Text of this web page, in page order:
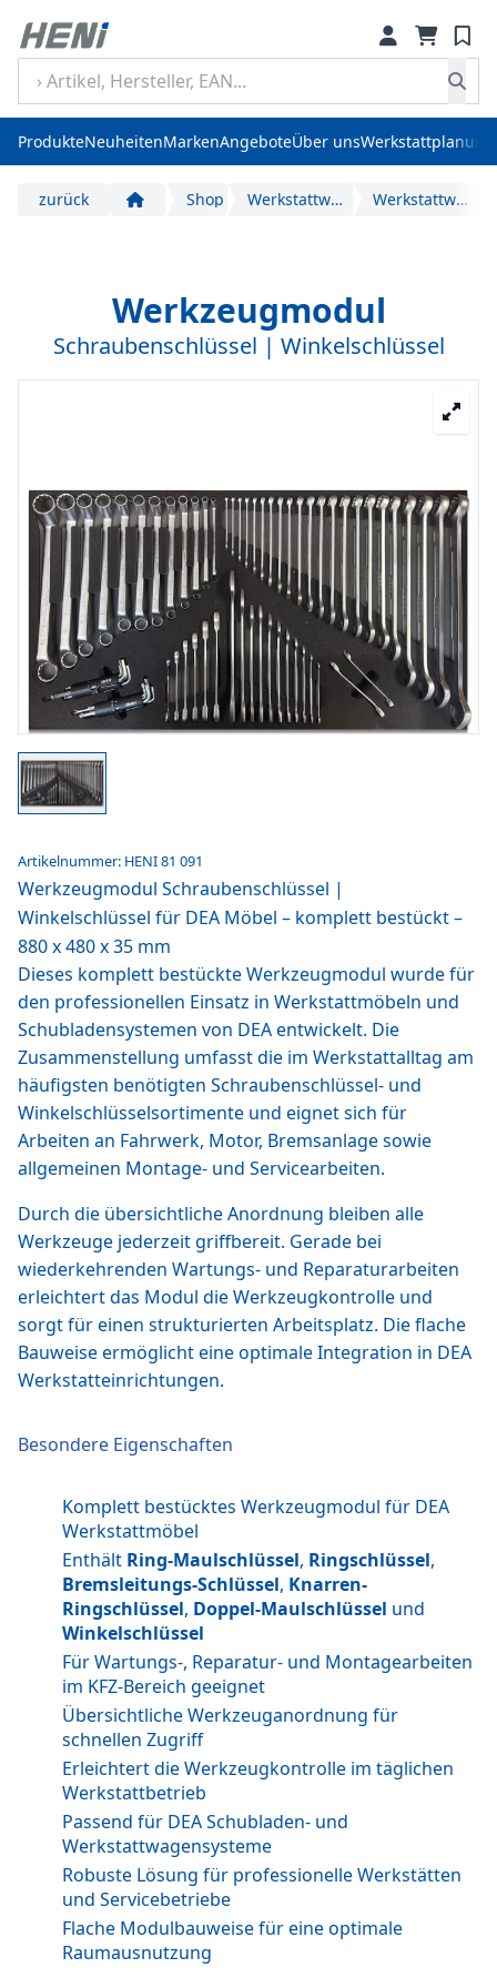
ProdukteNeuheitenMarkenAngeboteÜber unsWerkstattplanung
zurück Start Shop Werkstattwagen Werkstattwageneinlagen
Werkzeugmodul
Schraubenschlüssel | Winkelschlüssel
Artikelnummer: HENI 81 091
Werkzeugmodul Schraubenschlüssel |
Winkelschlüssel für DEA Möbel – komplett bestückt –
880 x 480 x 35 mm
Dieses komplett bestückte Werkzeugmodul wurde für
den professionellen Einsatz in Werkstattmöbeln und
Schubladensystemen von DEA entwickelt. Die
Zusammenstellung umfasst die im Werkstattalltag am
häufigsten benötigten Schraubenschlüssel- und
Winkelschlüsselsortimente und eignet sich für
Arbeiten an Fahrwerk, Motor, Bremsanlage sowie
allgemeinen Montage- und Servicearbeiten.
Durch die übersichtliche Anordnung bleiben alle
Werkzeuge jederzeit griffbereit. Gerade bei
wiederkehrenden Wartungs- und Reparaturarbeiten
erleichtert das Modul die Werkzeugkontrolle und
sorgt für einen strukturierten Arbeitsplatz. Die flache
Bauweise ermöglicht eine optimale Integration in DEA
Werkstatteinrichtungen.
Besondere Eigenschaften
Komplett bestücktes Werkzeugmodul für DEA
Werkstattmöbel
Enthält Ring-Maulschlüssel, Ringschlüssel,
Bremsleitungs-Schlüssel, Knarren-
Ringschlüssel, Doppel-Maulschlüssel und
Winkelschlüssel
Für Wartungs-, Reparatur- und Montagearbeiten
im KFZ-Bereich geeignet
Übersichtliche Werkzeuganordnung für
schnellen Zugriff
Erleichtert die Werkzeugkontrolle im täglichen
Werkstattbetrieb
Passend für DEA Schubladen- und
Werkstattwagensysteme
Robuste Lösung für professionelle Werkstätten
und Servicebetriebe
Flache Modulbauweise für eine optimale
Raumausnutzung